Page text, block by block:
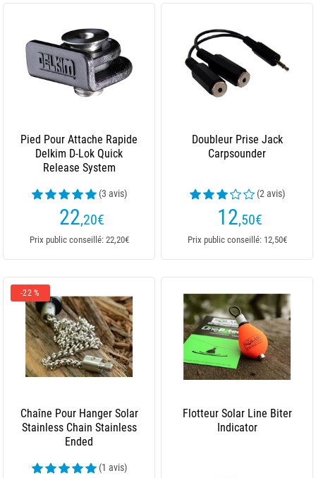
Pied Pour Attache Rapide
Delkim D-Lok Quick
Release System
(3 avis)
22,20€
Prix public conseillé: 22,20€
Doubleur Prise Jack
Carpsounder
(2 avis)
12,50€
Prix public conseillé: 12,50€
-22 %
Chaîne Pour Hanger Solar
Stainless Chain Stainless
Ended
(1 avis)
Flotteur Solar Line Biter
Indicator